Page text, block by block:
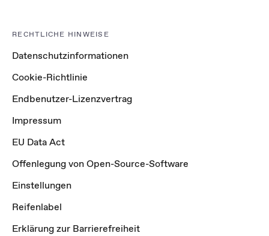
RECHTLICHE HINWEISE
Datenschutzinformationen
Cookie-Richtlinie
Endbenutzer-Lizenzvertrag
Impressum
EU Data Act
Offenlegung von Open-Source-Software
Einstellungen
Reifenlabel
Erklärung zur Barrierefreiheit